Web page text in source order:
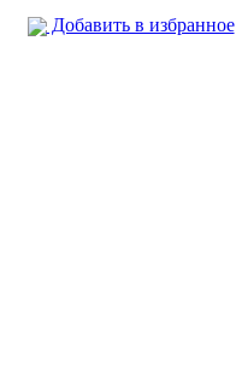
Добавить в избранное